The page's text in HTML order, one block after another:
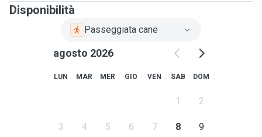
Disponibilità
Passeggiata cane
agosto 2026
LUN MAR MER GIO VEN SAB DOM
1 2
3 4 5 6 7 8 9